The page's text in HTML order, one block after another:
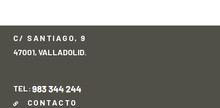
C/ SANTIAGO, 9
47001, VALLADOLID.
TEL:
CONTACTO